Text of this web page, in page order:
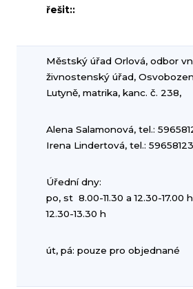
řešit::
Městský úřad Orlová, odbor
živnostenský úřad,
Lutyně, matrika, kanc. č. 238,
Alena Salamonová, tel.:
Irena Lindertová, tel.:
Úřední dny:
po, st 8.00-11.30 a 12.30-17.00
12.30-13.30 h
út, pá: pouze pro objednané